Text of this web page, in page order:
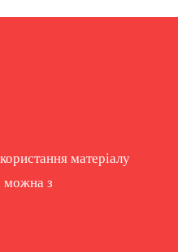
матеріалу
можна з